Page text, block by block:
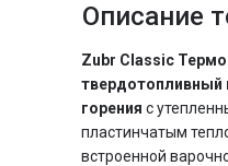
Тип котла
Особенности
Zubr Classic Термо
твердотопливный
горения с
пластинчатым
встроенной
Описание